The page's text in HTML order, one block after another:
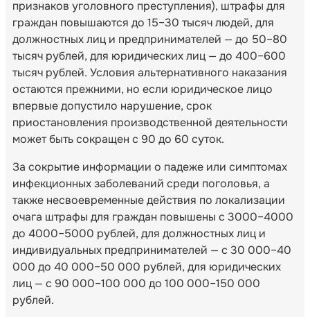
признаков уголовного преступления), штрафы для
граждан повышаются до 15–30 тысяч людей, для
должностных лиц и предпринимателей — до 50–80
тысяч рублей, для юридических лиц — до 400–600
тысяч рублей. Условия альтернативного наказания
остаются прежними, но если юридическое лицо
впервые допустило нарушение, срок
приостановления производственной деятельности
может быть сокращен с 90 до 60 суток.
За сокрытие информации о падеже или симптомах
инфекционных заболеваний среди поголовья, а
также несвоевременные действия по локализации
очага штрафы для граждан повышены с 3000–4000
до 4000–5000 рублей, для должностных лиц и
индивидуальных предпринимателей — с 30 000–40
000 до 40 000–50 000 рублей, для юридических
лиц — с 90 000–100 000 до 100 000–150 000
рублей.